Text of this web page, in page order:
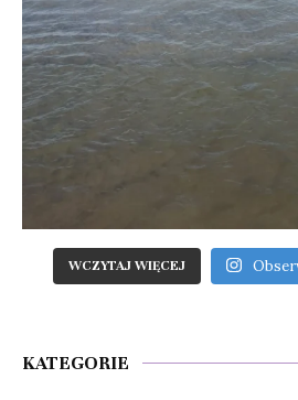
WCZYTAJ WIĘCEJ
KATEGORIE